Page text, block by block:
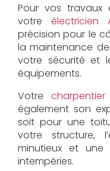
Pour vos travaux
votre électricien
précision pour le
la maintenance
votre sécurité et
équipements.
Votre
également son
soit pour une
votre structure,
minutieux et une
intempéries.